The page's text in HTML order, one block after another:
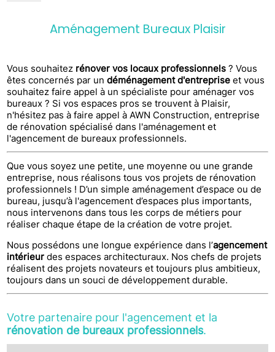
Aménagement Bureaux Plaisir
Vous souhaitez rénover vos locaux professionnels ? Vous
êtes concernés par undéménagement d'entreprise et vous
souhaitez faire appel à un spécialiste pour aménager vos
bureaux ? Si vos espaces pros se trouvent à Plaisir,
n'hésitez pas à faire appel à AWN Construction, entreprise
de rénovation spécialisé dans l'aménagement et
l'agencement de bureaux professionnels.
Que vous soyez une petite, une moyenne ou une grande
entreprise, nous réalisons tous vos projets de rénovation
professionnels ! D’un simple aménagement d’espace ou de
bureau, jusqu’à l'agencement d’espaces plus importants,
nous intervenons dans tous les corps de métiers pour
réaliser chaque étape de la création de votre projet.
Nous possédons une longue expérience dans l’agencement
intérieur des espaces architecturaux. Nos chefs de projets
réalisent des projets novateurs et toujours plus ambitieux,
toujours dans un souci de développement durable.
Votre partenaire pour l'agencement et la
rénovation de bureaux professionnels.